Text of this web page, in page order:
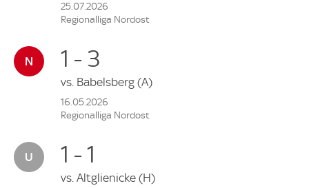
25.07.2026
Regionalliga Nordost
1 - 3
vs. Babelsberg (A)
16.05.2026
Regionalliga Nordost
1 - 1
vs. Altglienicke (H)